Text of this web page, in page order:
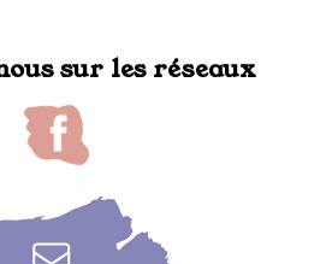
sur les réseaux